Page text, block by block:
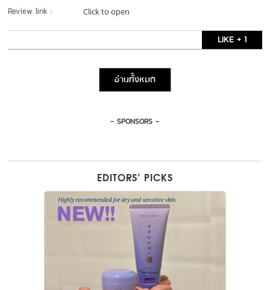
Review link : Click to open
LIKE + 1
อ่านทั้งหมด
- SPONSORS -
EDITORS’ PICKS